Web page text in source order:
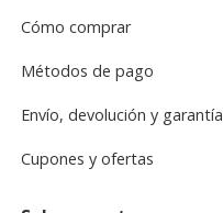
Cómo comprar
Métodos de pago
Envío, devolución y garantía
Cupones y ofertas